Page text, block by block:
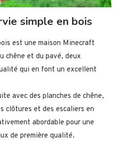
simple en bois
est une maison Minecraft
chêne et du pavé, deux
qui en font un excellent
avec des planches de chêne,
clôtures et des escaliers en
abordable pour une
de première qualité.